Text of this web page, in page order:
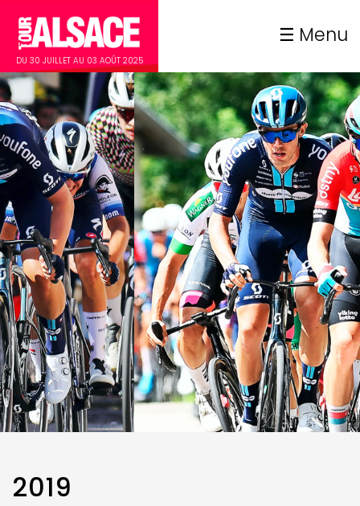
DU 30 JUILLET AU 03 AOÛT 2025
Menu
2019